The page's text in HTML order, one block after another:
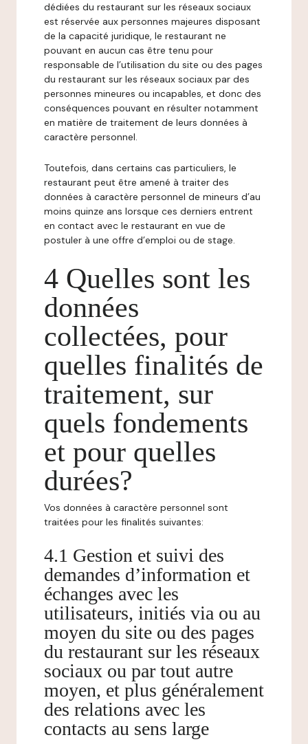
dédiées du restaurant sur les réseaux sociaux
est réservée aux personnes majeures disposant
de la capacité juridique, le restaurant ne
pouvant en aucun cas être tenu pour
responsable de l’utilisation du site ou des pages
du restaurant sur les réseaux sociaux par des
personnes mineures ou incapables, et donc des
conséquences pouvant en résulter notamment
en matière de traitement de leurs données à
caractère personnel.
Toutefois, dans certains cas particuliers, le
restaurant peut être amené à traiter des
données à caractère personnel de mineurs d’au
moins quinze ans lorsque ces derniers entrent
en contact avec le restaurant en vue de
postuler à une offre d’emploi ou de stage.
4 Quelles sont les
données
collectées, pour
quelles finalités de
traitement, sur
quels fondements
et pour quelles
durées?
Vos données à caractère personnel sont
traitées pour les finalités suivantes:
4.1 Gestion et suivi des
demandes d’information et
échanges avec les
utilisateurs, initiés via ou au
moyen du site ou des pages
du restaurant sur les réseaux
sociaux ou par tout autre
moyen, et plus généralement
des relations avec les
contacts au sens large